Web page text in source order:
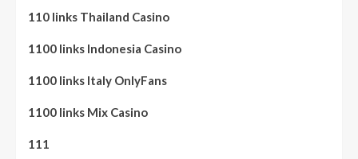
110 links Thailand Casino
1100 links Indonesia Casino
1100 links Italy OnlyFans
1100 links Mix Casino
111